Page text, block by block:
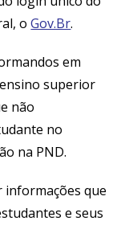
oGov.Br.
em
superior
não
no
na PND.
informações que
e seus